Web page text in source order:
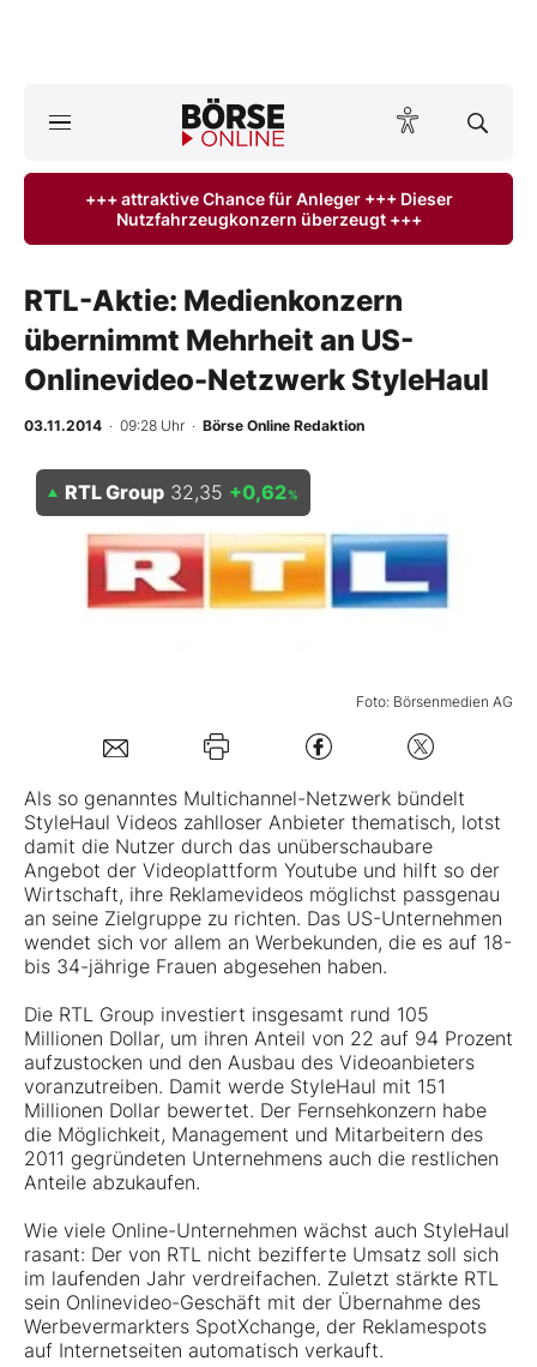
ktuelle Ausgabe BÖRSE ONLINE lesen
Anlageprodukte
Finanz-Check
Experten
Mein B:O
Folgen Sie uns
Kontakt
+++ attraktive Chance für Anleger +++ Dieser
Nutzfahrzeugkonzern überzeugt +++
RTL-Aktie: Medienkonzern
übernimmt Mehrheit an US-
Onlinevideo-Netzwerk StyleHaul
03.11.2014 · 09:28 Uhr · Börse Online Redaktion
Foto: Börsenmedien AG
RTL Group 32,35 +0,62%
Als so genanntes Multichannel-Netzwerk bündelt
StyleHaul Videos zahlloser Anbieter thematisch, lotst
damit die Nutzer durch das unüberschaubare
Angebot der Videoplattform Youtube und hilft so der
Wirtschaft, ihre Reklamevideos möglichst passgenau
an seine Zielgruppe zu richten. Das US-Unternehmen
wendet sich vor allem an Werbekunden, die es auf 18-
bis 34-jährige Frauen abgesehen haben.
Die RTL Group investiert insgesamt rund 105
Millionen Dollar, um ihren Anteil von 22 auf 94 Prozent
aufzustocken und den Ausbau des Videoanbieters
voranzutreiben. Damit werde StyleHaul mit 151
Millionen Dollar bewertet. Der Fernsehkonzern habe
die Möglichkeit, Management und Mitarbeitern des
2011 gegründeten Unternehmens auch die restlichen
Anteile abzukaufen.
Wie viele Online-Unternehmen wächst auch StyleHaul
rasant: Der von RTL nicht bezifferte Umsatz soll sich
im laufenden Jahr verdreifachen. Zuletzt stärkte RTL
sein Onlinevideo-Geschäft mit der Übernahme des
Werbevermarkters SpotXchange, der Reklamespots
auf Internetseiten automatisch verkauft.